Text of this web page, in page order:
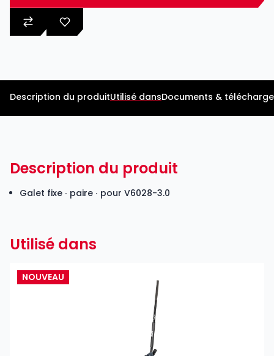
Description du produitUtilisé dansDocuments &
Description du produit
Galet fixe ∙ paire ∙ pour V6028-3.0
Utilisé dans
NOUVEAU